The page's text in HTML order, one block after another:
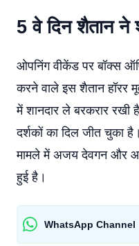
5 वे दिन शैतान ने
ओपनिंग वीकेंड पर बॉक्स
करने वाले इस शैतान हॉरर
में शानदार ले बरकरार रखी
दर्शकों का दिल जीत
मामले में अजय देवगन और
हुई है।
WhatsApp Channel